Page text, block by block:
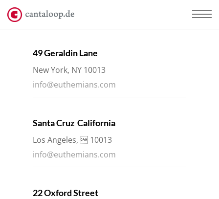
49 Geraldin Lane
New York, NY 10013
info@euthemians.com
Santa Cruz California
Los Angeles,  10013
info@euthemians.com
22 Oxford Street